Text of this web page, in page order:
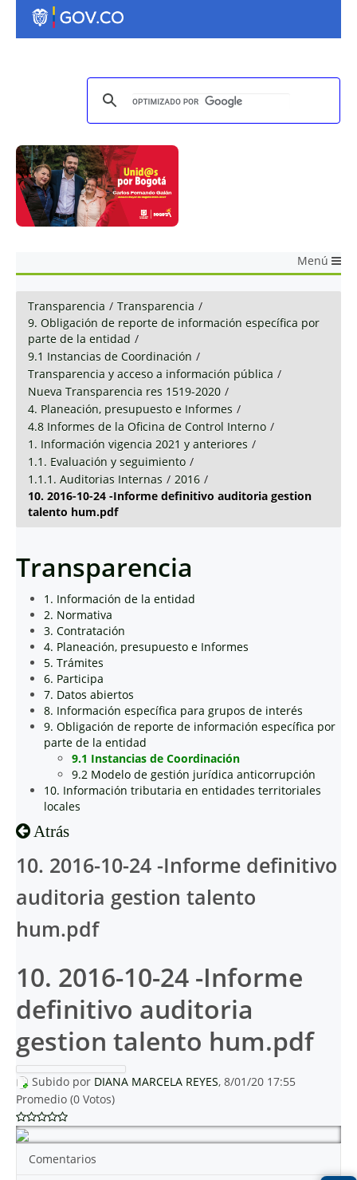
Menú
Transparencia / Transparencia /
9. Obligación de reporte de información específica por
parte de la entidad /
9.1 Instancias de Coordinación /
Transparencia y acceso a información pública /
Nueva Transparencia res 1519-2020 /
4. Planeación, presupuesto e Informes /
4.8 Informes de la Oficina de Control Interno /
1. Información vigencia 2021 y anteriores /
1.1. Evaluación y seguimiento /
1.1.1. Auditorias Internas / 2016 /
10. 2016-10-24 -Informe definitivo auditoria gestion
talento hum.pdf
Transparencia
1. Información de la entidad
2. Normativa
3. Contratación
4. Planeación, presupuesto e Informes
5. Trámites
6. Participa
7. Datos abiertos
8. Información específica para grupos de interés
9. Obligación de reporte de información específica por
parte de la entidad
9.1 Instancias de Coordinación
9.2 Modelo de gestión jurídica anticorrupción
10. Información tributaria en entidades territoriales
locales
Atrás
10. 2016-10-24 -Informe definitivo
auditoria gestion talento
hum.pdf
10. 2016-10-24 -Informe
definitivo auditoria
gestion talento hum.pdf
Subido por DIANA MARCELA REYES, 8/01/20 17:55
Promedio (0 Votos)
Comentarios